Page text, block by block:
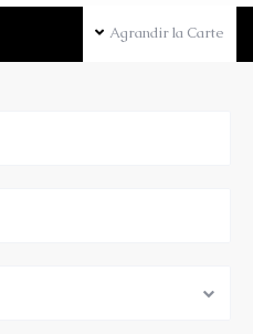
Agrandir la Carte